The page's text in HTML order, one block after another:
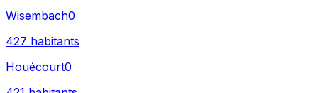
Wisembach0
427 habitants
Houécourt0